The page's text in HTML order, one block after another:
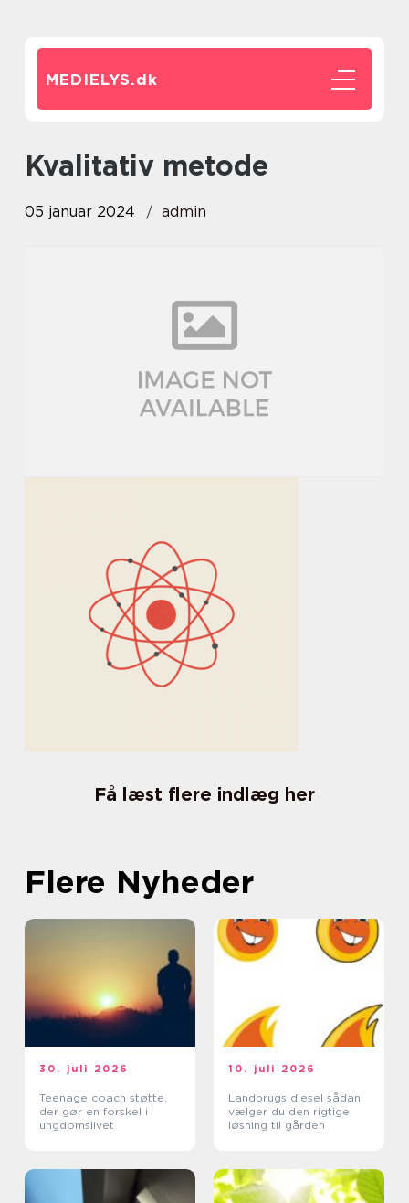
MEDIELYS.dk
kvalitativ metode
05 januar 2024 admin
Få læst flere indlæg her
Flere Nyheder
30. juli 2026
Teenage coach støtte,
der gør en forskel i
ungdomslivet
10. juli 2026
Landbrugs diesel sådan
vælger du den rigtige
løsning til gården